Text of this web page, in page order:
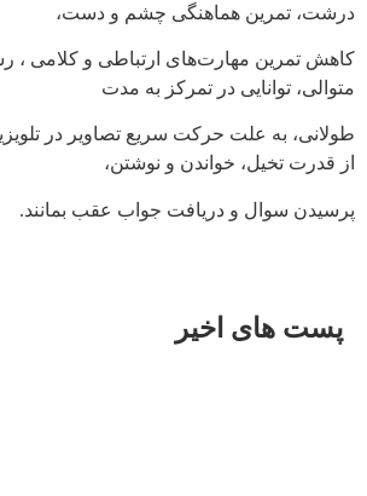
درشت، تمرین هماهنگی چشم و دست،
کاهش تمرین مهارت‌های ارتباطی و کلامی ،
متوالی، توانایی در تمرکز به مدت
طولانی، به علت حرکت سریع تصاویر در
از قدرت تخیل، خواندن و نوشتن،
پرسیدن سوال و دریافت جواب عقب بمانند.
پست های اخیر